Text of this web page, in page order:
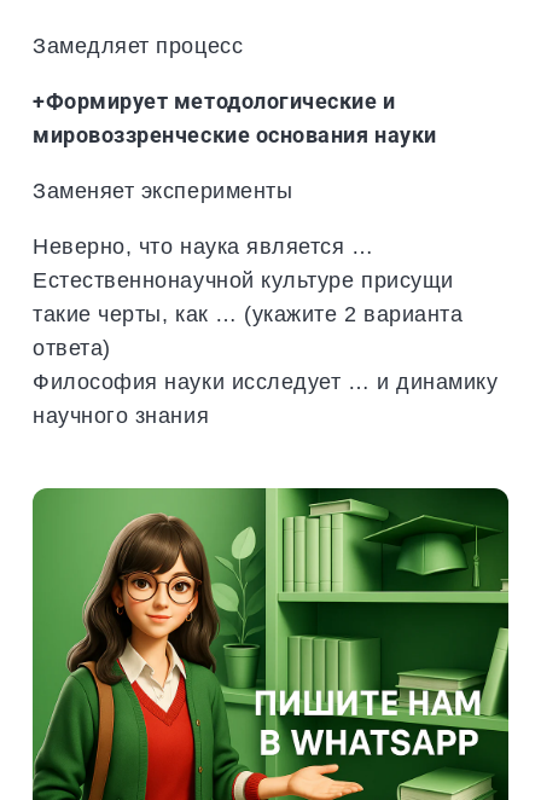
Замедляет процесс
+Формирует методологические и
мировоззренческие основания науки
Заменяет эксперименты
Неверно, что наука является …
Естественнонаучной культуре присущи
такие черты, как … (укажите 2 варианта
ответа)
Философия науки исследует … и динамику
научного знания